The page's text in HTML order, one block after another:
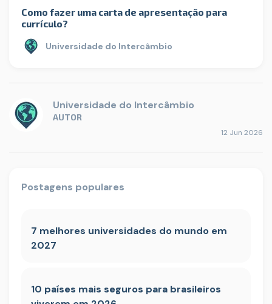
Como fazer uma carta de apresentação para
currículo?
Universidade do Intercâmbio
Universidade do Intercâmbio
AUTOR
12 Jun 2026
Postagens populares
7 melhores universidades do mundo em
2027
10 países mais seguros para brasileiros